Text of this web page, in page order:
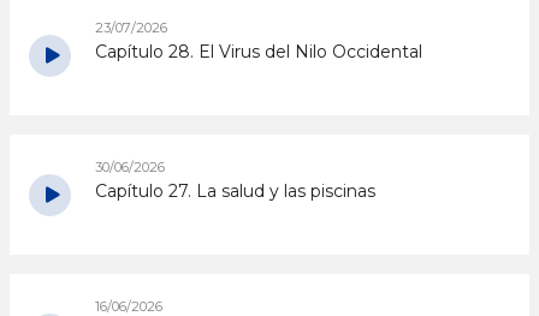
23/07/2026
Capítulo 28. El Virus del Nilo Occidental
30/06/2026
Capítulo 27. La salud y las piscinas
16/06/2026